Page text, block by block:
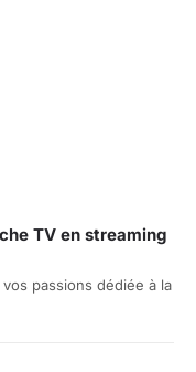
TV en streaming
passions dédiée à la